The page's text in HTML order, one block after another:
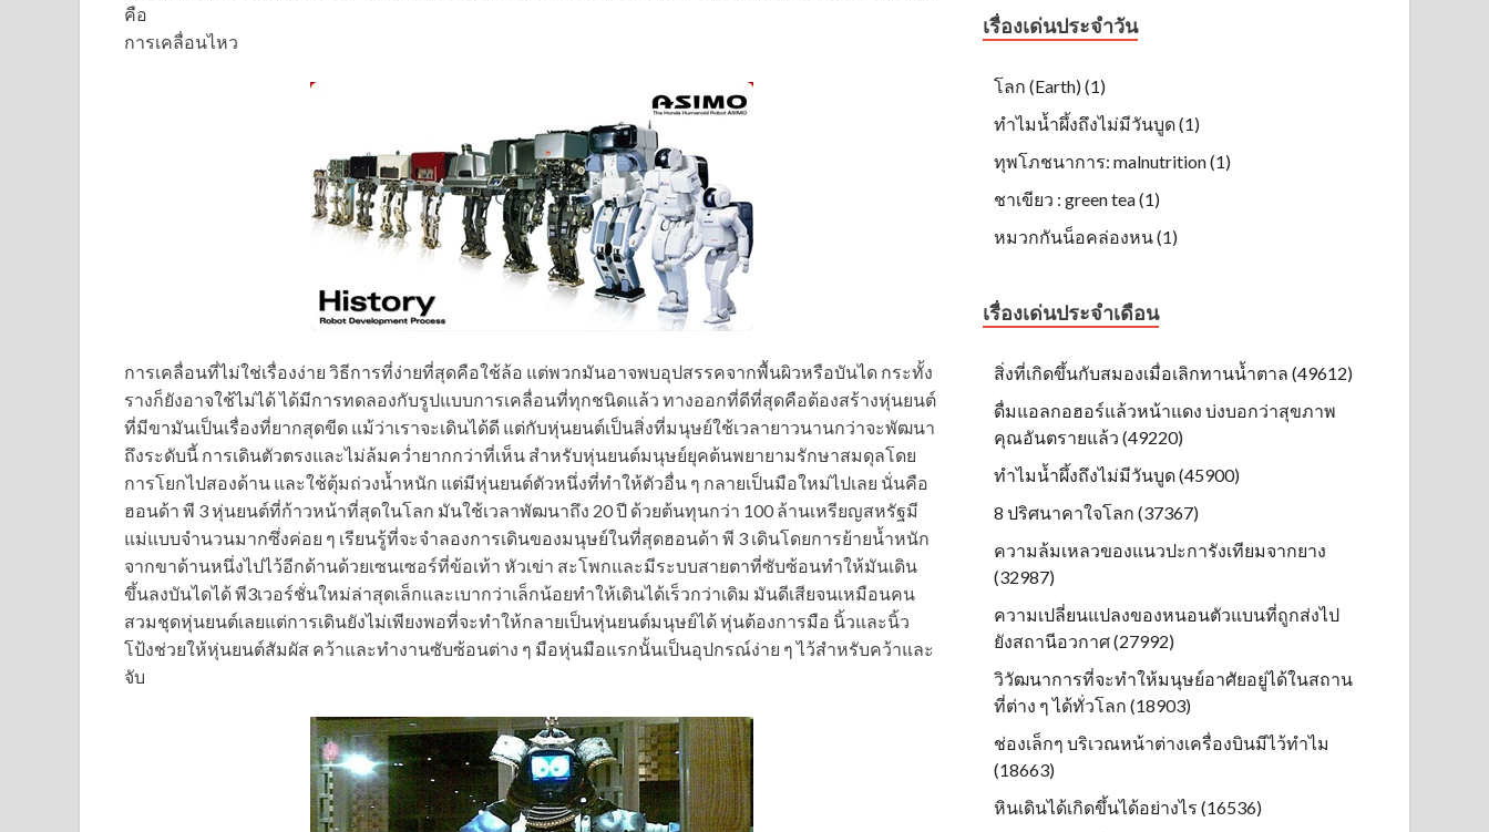
คือ
การเคลื่อนไหว
การเคลื่อนที่ไม่ใช่เรื่องง่าย วิธีการที่ง่ายที่สุดคือใช้ล้อ แต่พวกมันอาจพบอุปสรรคจากพื้นผิวหรือบันได กระทั้ง
รางก็ยังอาจใช้ไม่ได้ ได้มีการทดลองกับรูปแบบการเคลื่อนที่ทุกชนิดแล้ว ทางออกที่ดีที่สุดคือต้องสร้างหุ่นยนต์
ที่มีขามันเป็นเรื่องที่ยากสุดขีด แม้ว่าเราจะเดินได้ดี แต่กับหุ่นยนต์เป็นสิ่งที่มนุษย์ใช้เวลายาวนานกว่าจะพัฒนา
ถึงระดับนี้ การเดินตัวตรงและไม่ล้มคว่ำยากกว่าที่เห็น สำหรับหุ่นยนต์มนุษย์ยุคต้นพยายามรักษาสมดุลโดย
การโยกไปสองด้าน และใช้ตุ้มถ่วงน้ำหนัก แต่มีหุ่นยนต์ตัวหนึ่งที่ทำให้ตัวอื่น ๆ กลายเป็นมือใหม่ไปเลย นั่นคือ
ฮอนด้า พี 3 หุ่นยนต์ที่ก้าวหน้าที่สุดในโลก มันใช้เวลาพัฒนาถึง 20 ปี ด้วยต้นทุนกว่า 100 ล้านเหรียญสหรัฐมี
แม่แบบจำนวนมากซึ่งค่อย ๆ เรียนรู้ที่จะจำลองการเดินของมนุษย์ในที่สุดฮอนด้า พี 3 เดินโดยการย้ายน้ำหนัก
จากขาด้านหนึ่งไปไว้อีกด้านด้วยเซนเซอร์ที่ข้อเท้า หัวเข่า สะโพกและมีระบบสายตาที่ซับซ้อนทำให้มันเดิน
ขึ้นลงบันไดได้ พี3เวอร์ชั่นใหม่ล่าสุดเล็กและเบากว่าเล็กน้อยทำให้เดินได้เร็วกว่าเดิม มันดีเสียจนเหมือนคน
สวมชุดหุ่นยนต์เลยแต่การเดินยังไม่เพียงพอที่จะทำให้กลายเป็นหุ่นยนต์มนุษย์ได้ หุ่นต้องการมือ นิ้วและนิ้ว
โป้งช่วยให้หุ่นยนต์สัมผัส คว้าและทำงานซับซ้อนต่าง ๆ มือหุ่นมือแรกนั้นเป็นอุปกรณ์ง่าย ๆ ไว้สำหรับคว้าและ
จับ
เรื่องเด่นประจำวัน
โลก (Earth) (1)
ทำไมน้ำผึ้งถึงไม่มีวันบูด (1)
ทุพโภชนาการ: malnutrition (1)
ชาเขียว : green tea (1)
หมวกกันน็อคล่องหน (1)
เรื่องเด่นประจำเดือน
สิ่งที่เกิดขึ้นกับสมองเมื่อเลิกทานน้ำตาล (49612)
ดื่มแอลกอฮอร์แล้วหน้าแดง บ่งบอกว่าสุขภาพ
คุณอันตรายแล้ว (49220)
ทำไมน้ำผึ้งถึงไม่มีวันบูด (45900)
8 ปริศนาคาใจโลก (37367)
ความล้มเหลวของแนวปะการังเทียมจากยาง
(32987)
ความเปลี่ยนแปลงของหนอนตัวแบนที่ถูกส่งไป
ยังสถานีอวกาศ (27992)
วิวัฒนาการที่จะทำให้มนุษย์อาศัยอยู่ได้ในสถาน
ที่ต่าง ๆ ได้ทั่วโลก (18903)
ช่องเล็กๆ บริเวณหน้าต่างเครื่องบินมีไว้ทำไม
(18663)
หินเดินได้เกิดขึ้นได้อย่างไร (16536)